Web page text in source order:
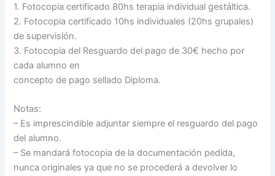
1. Fotocopia certificado 80hs terapia individual gestáltica.
2. Fotocopia certificado 10hs individuales (20hs grupales)
de supervisión.
3. Fotocopia del Resguardo del pago de 30€ hecho por
cada alumno en
concepto de pago sellado Diploma.
Notas:
– Es imprescindible adjuntar siempre el resguardo del pago
del alumno.
– Se mandará fotocopia de la documentación pedida,
nunca originales ya que no se procederá a devolver lo